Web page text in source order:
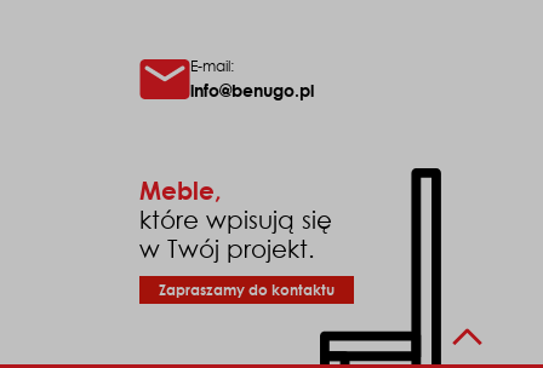
E-mail:
info@benugo.pl
Meble,
które wpisują się
w Twój projekt.
Zapraszamy do kontaktu